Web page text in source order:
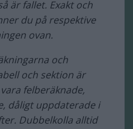
är fallet. Exakt och
du på respektive
ovan.
och
och sektion är
felberäknade,
dåligt uppdaterade i
Dubbelkolla alltid